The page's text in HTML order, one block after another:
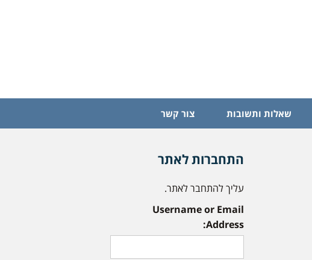
שאלות ותשובות צור קשר
התחברות לאתר
עליך להתחבר לאתר.
Username or Email
Address: